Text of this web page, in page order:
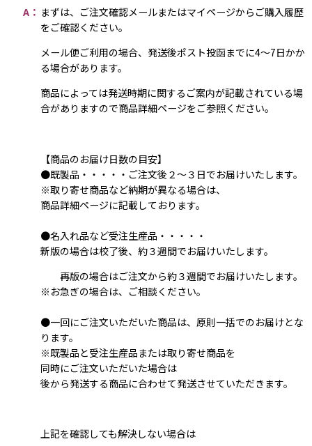
A： まずは、ご注文確認メールまたはマイページからご購入履歴
をご確認ください。
メール便ご利用の場合、発送後ポスト投函までに4～7日かか
る場合があります。
商品によっては発送時期に関するご案内が記載されている場
合がありますので商品詳細ページをご参照ください。
【商品のお届け日数の目安】
●既製品・・・・・ご注文後２～３日でお届けいたします。
※取り寄せ商品など納期が異なる場合は、
商品詳細ページに記載しております。
●名入れ品など受注生産品・・・・・
新版の場合は校了後、約３週間でお届けいたします。
再版の場合はご注文から約３週間でお届けいたします。
※お急ぎの場合は、ご相談ください。
●一回にご注文いただいた商品は、原則一括でのお届けとな
ります。
※既製品と受注生産品または取り寄せ商品を
同時にご注文いただいた場合は
後から発送する商品に合わせて発送させていただきます。
上記を確認しても解決しない場合は